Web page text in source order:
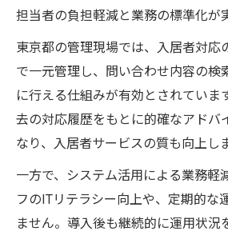
不動産ERP導入で実感した
煩雑な管理業務を変えるシス
不動産管理システム導入
間
問い合わせ管理を効率化
属人化しない運用を叶える
とは
管理クラウドで一元管理
業務効率化に役立つ不動
担当者の負担軽減と業務の標準化が
東京都の管理現場では、入居者対応
で一元管理し、問い合わせ内容の検
に行える仕組みが有効とされていま
去の対応履歴をもとに的確なアドバ
なり、入居者サービスの質も向上し
一方で、システム活用による業務軽
フのITリテラシー向上や、定期的な
ません。導入後も継続的に運用状況